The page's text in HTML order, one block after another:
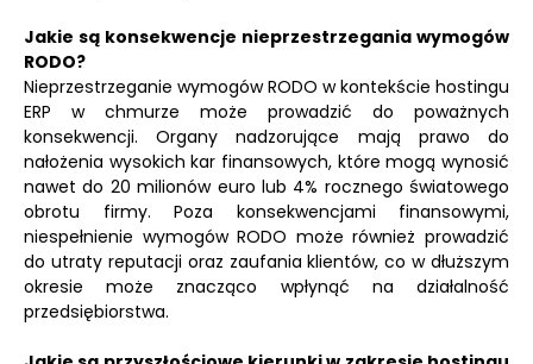
Jakie są konsekwencje nieprzestrzegania wymogów
RODO?
Nieprzestrzeganie wymogów RODO w kontekście hostingu
ERP w chmurze może prowadzić do poważnych
konsekwencji. Organy nadzorujące mają prawo do
nałożenia wysokich kar finansowych, które mogą wynosić
nawet do 20 milionów euro lub 4% rocznego światowego
obrotu firmy. Poza konsekwencjami finansowymi,
niespełnienie wymogów RODO może również prowadzić
do utraty reputacji oraz zaufania klientów, co w dłuższym
okresie może znacząco wpłynąć na działalność
przedsiębiorstwa.